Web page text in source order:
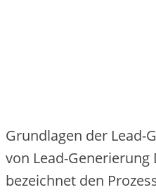
Grundlagen d‬er Lead-
v‬on Lead-Generierung
bezeichnet d‬en